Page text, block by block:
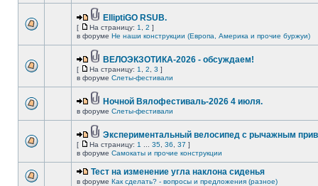
ElliptiGO RSUB.
[ На страницу: 1 2 ]
в форуме Не наши конструкции (Европа, Америка и прочие буржуи)
ВЕЛОЭКЗОТИКА-2026 - обсуждаем!
[ На страницу: 1 2 3 ]
в форуме Слеты-фестивали
Ночной Вялофестиваль-2026 4 июля.
в форуме Слеты-фестивали
Экспериментальный велосипед с рычажным
[ На страницу: 1 35 36 37 ]
в форуме Самокаты и прочие конструкции
Тест на изменение угла наклона сиденья
в форуме Как сделать? - вопросы и предложения (разное)